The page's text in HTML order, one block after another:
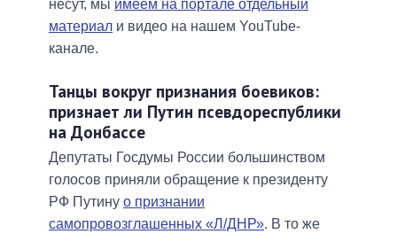
несут, мы имеем на портале отдельный
материал и видео на нашем YouTube-
канале.
Танцы вокруг признания боевиков:
признает ли Путин псевдореспублики
на Донбассе
Депутаты Госдумы России большинством
голосов приняли обращение к президенту
РФ Путину о признании
самопровозглашенных «Л/ДНР». В то же